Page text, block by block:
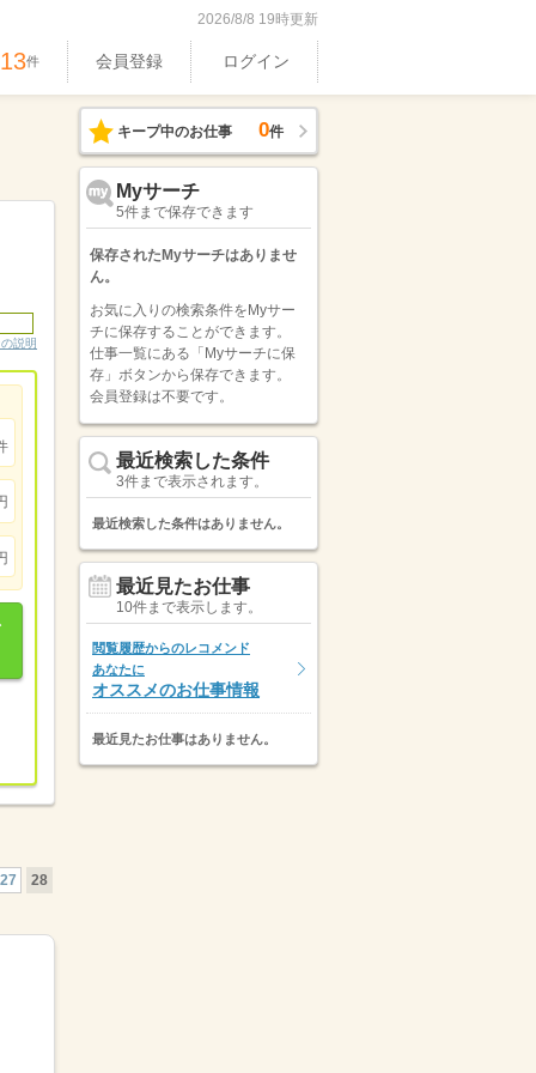
2026/8/8 19時更新
件 会員登録 ログイン
説明
27 28
キープ中のお仕事 0件
Myサーチ
5件まで保存できます
保存されたMyサーチはありませ
ん。
お気に入りの検索条件をMyサー
チに保存することができます。
仕事一覧にある「Myサーチに保
存」ボタンから保存できます。
会員登録は不要です。
最近検索した条件
3件まで表示されます。
最近検索した条件はありません。
最近見たお仕事
10件まで表示します。
閲覧履歴からのレコメンド
あなたに
オススメのお仕事情報
最近見たお仕事はありません。